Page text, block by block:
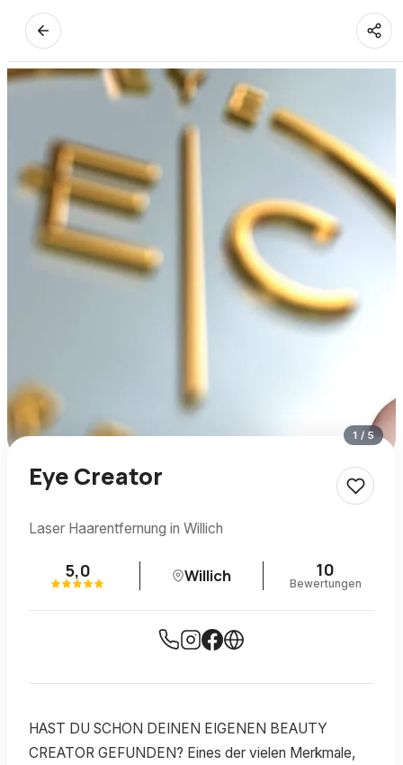
1 / 5
Eye Creator
Laser Haarentfernung in Willich
5,0 Willich 10
Bewertungen
HAST DU SCHON DEINEN EIGENEN BEAUTY
CREATOR GEFUNDEN? Eines der vielen Merkmale,